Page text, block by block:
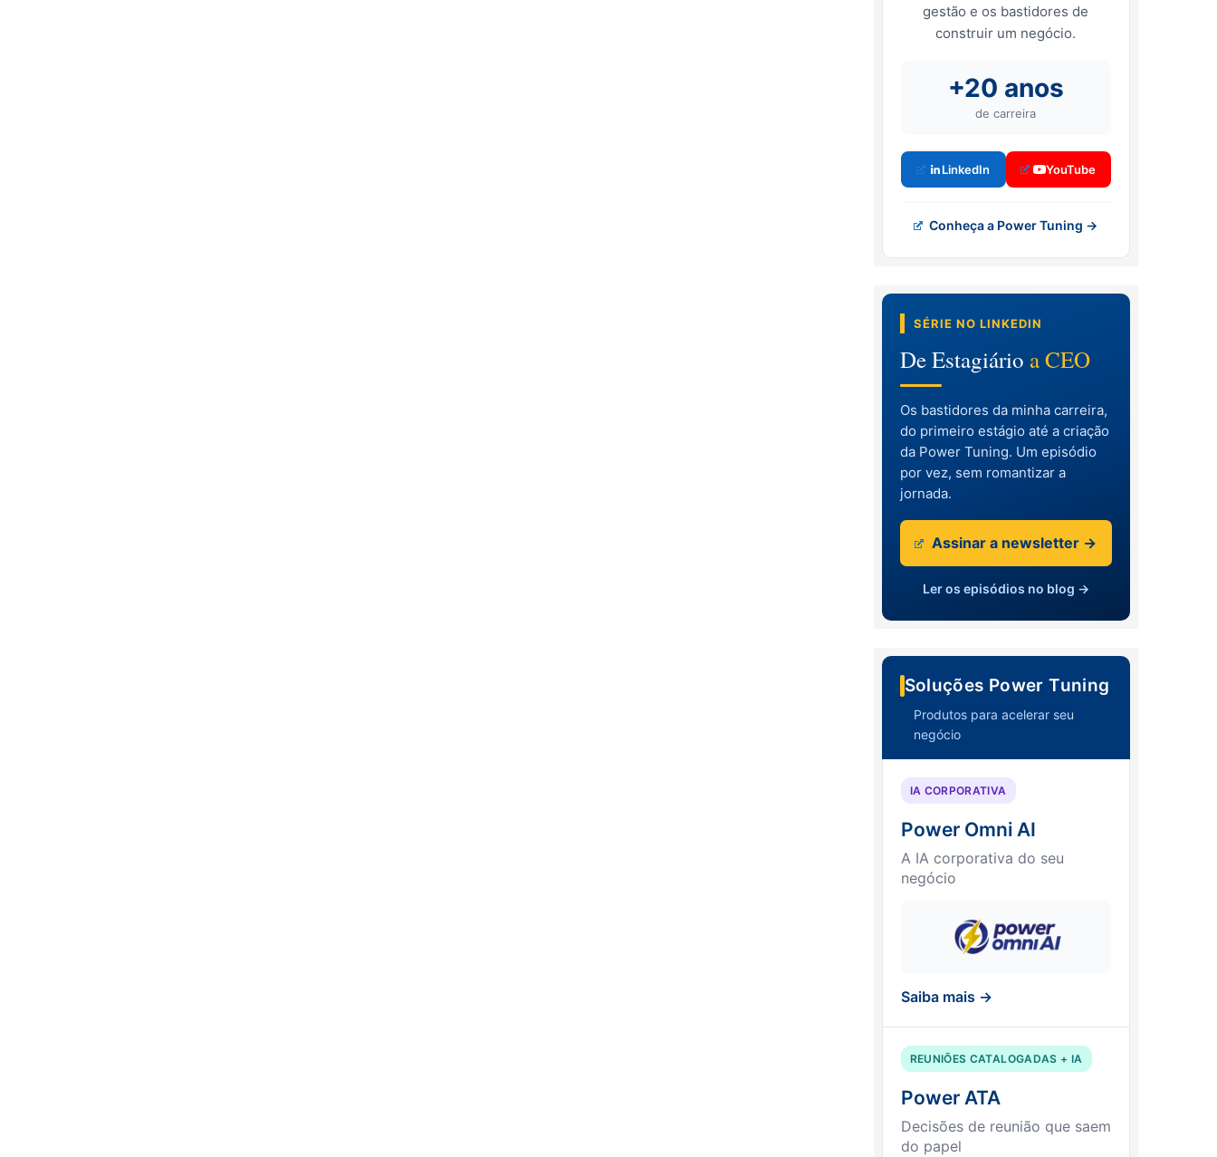
gestão e os bastidores de
construir um negócio.
+20 anos
de carreira
LinkedIn YouTube
Conheça a Power Tuning →
SÉRIE NO LINKEDIN
De Estagiário a CEO
Os bastidores da minha carreira,
do primeiro estágio até a criação
da Power Tuning. Um episódio
por vez, sem romantizar a
jornada.
Assinar a newsletter →
Ler os episódios no blog →
Soluções Power Tuning
Produtos para acelerar seu
negócio
IA CORPORATIVA
Power Omni AI
A IA corporativa do seu
negócio
Saiba mais →
REUNIÕES CATALOGADAS + IA
Power ATA
Decisões de reunião que saem
do papel